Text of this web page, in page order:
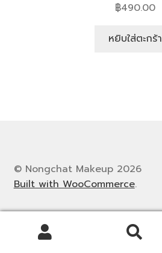
฿490.00
หยิบใส่ตะกร้า
© Nongchat Makeup 2026
Built with WooCommerce.